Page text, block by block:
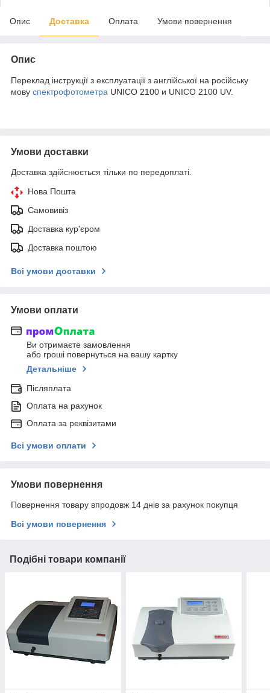
Опис Доставка Оплата Умови повернення
Опис
Переклад інструкції з експлуатації з англійської на російську
мову спектрофотометра UNICO 2100 и UNICO 2100 UV.
Умови доставки
Доставка здійснюється тільки по передоплаті.
Нова Пошта
Самовивіз
Доставка кур'єром
Доставка поштою
Всі умови доставки
Умови оплати
Ви отримаєте замовлення
або гроші повернуться на вашу картку
Детальніше
Післяплата
Оплата на рахунок
Оплата за реквізитами
Всі умови оплати
Умови повернення
Повернення товару впродовж 14 днів за рахунок покупця
Всі умови повернення
Подібні товари компанії